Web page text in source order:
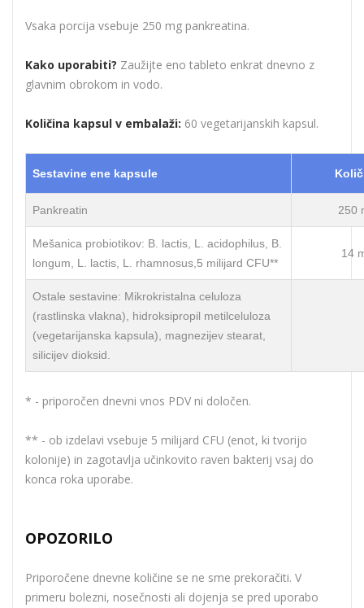
Vsaka porcija vsebuje 250 mg pankreatina.
Kako uporabiti? Zaužijte eno tableto enkrat dnevno z
glavnim obrokom in vodo.
Količina kapsul v embalaži: 60 vegetarijanskih kapsul.
Sestavine ene kapsule
Pankreatin 250
Mešanica probiotikov: B. lactis, L. acidophilus, B.
longum, L. lactis, L. rhamnosus,5 milijard CFU**
14
Ostale sestavine: Mikrokristalna celuloza
(rastlinska vlakna), hidroksipropil metilceluloza
(vegetarijanska kapsula), magnezijev stearat,
silicijev dioksid.
* - priporočen dnevni vnos PDV ni določen.
** - ob izdelavi vsebuje 5 milijard CFU (enot, ki tvorijo
kolonije) in zagotavlja učinkovito raven bakterij vsaj do
konca roka uporabe.
OPOZORILO
Priporočene dnevne količine se ne sme prekoračiti. V
primeru bolezni, nosečnosti ali dojenja se pred uporabo